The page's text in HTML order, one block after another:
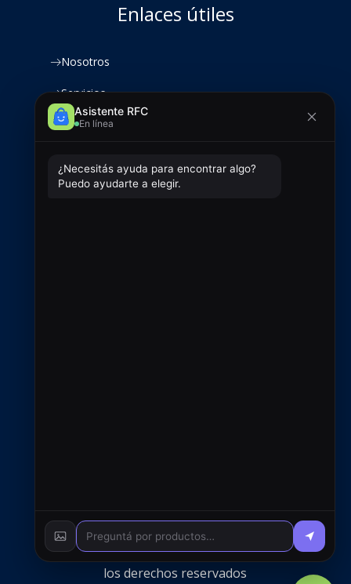
Enlaces útiles
Nosotros
Servicios
Productos
Contacto
© 2026 RFC S.A. - Todos
los derechos reservados